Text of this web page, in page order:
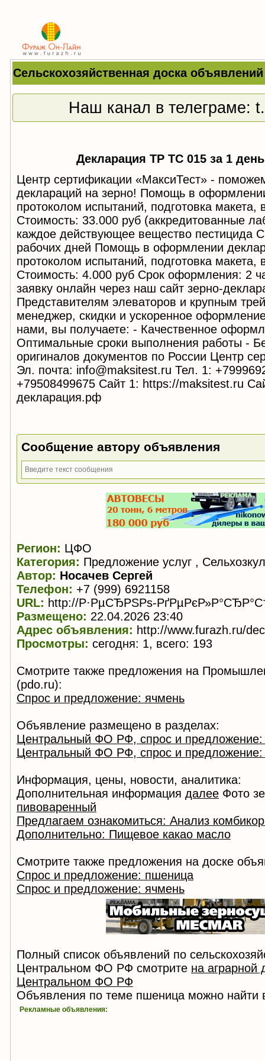
Сельскохозяйственная доска
Наш канал в телеграме:
Декларация ТР ТС 015 за 1
Центр сертификации «МаксиТест» -
деклараций на зерно! Помощь в
протоколом испытаний, подготовка макета,
Стоимость: 33.000 руб (аккредитованные
каждое действующее вещество пестицида
рабочих дней Помощь в оформлении
протоколом испытаний, подготовка макета,
Стоимость: 4.000 руб Срок оформления: 2
заявку онлайн через наш сайт зерно-
Представителям элеваторов и крупным
менеджер, скидки и ускоренное
нами, вы получаете: - Качественное
Оптимальные сроки выполнения работы -
оригиналов документов по России Центр
Эл. почта: info@maksitest.ru Тел. 1:
+79508499675 Сайт 1: https://maksitest.ru
декларация.рф
Сообщение автору объявления
Регион: ЦФО
Категория: Предложение услуг ,
Автор: Носачев Сергей
Телефон: +7 (999) 6921158
URL: http://Р·РµСЂРЅРѕ-
Размещено: 22.04.2026 23:40
Адрес объявления: http://www.furazh.ru/
Просмотры: сегодня: 1, всего: 193
Смотрите также предложения на
(pdo.ru):
Спрос и предложение: ячмень
Объявление размещено в разделах:
Центральный ФО РФ, спрос и
Центральный ФО РФ, спрос и предложение:
Информация, цены, новости, аналитика:
Дополнительная информация далее Фото
пивоваренный
Предлагаем ознакомиться: Анализ
Дополнительно: Пищевое какао масло
Смотрите также предложения на доске
Спрос и предложение: пшеница
Спрос и предложение: ячмень
Полный список объявлений по
Центральном ФО РФ смотрите на аграрной
Центральном ФО РФ
Объявления по теме пшеница можно найти
Рекламные объявления: